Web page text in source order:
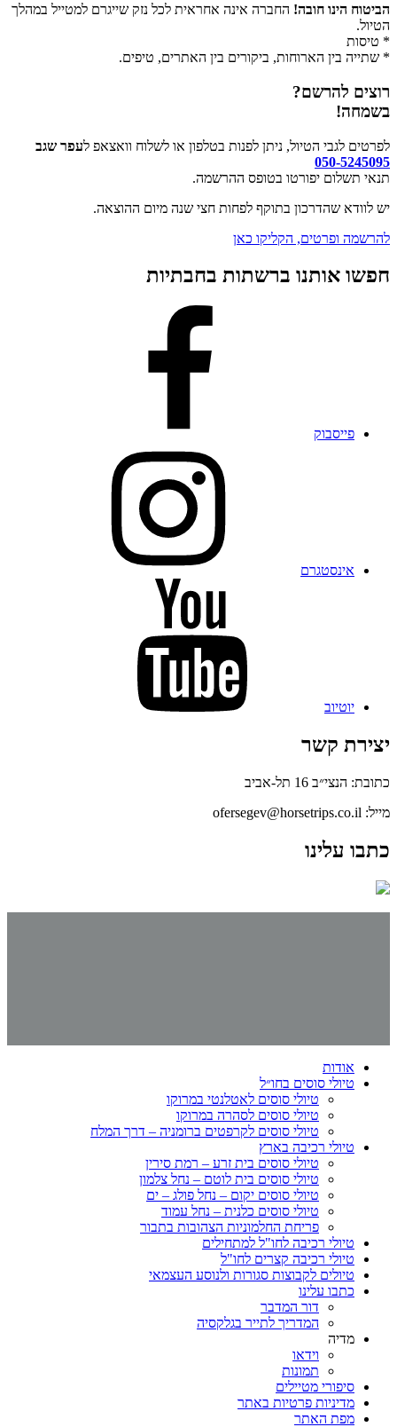
הביטוח הינו חובה! החברה אינה אחראית לכל נזק שייגרם למטייל במהלך
הטיול.
* טיסות
* שתייה בין הארוחות, ביקורים בין האתרים, טיפים.
רוצים להרשם?
בשמחה!
לפרטים לגבי הטיול, ניתן לפנות בטלפון או לשלוח וואצאפ לעפר שגב
050-5245095
תנאי תשלום יפורטו בטופס ההרשמה.
יש לוודא שהדרכון בתוקף לפחות חצי שנה מיום ההוצאה.
להרשמה ופרטים, הקליקו כאן
חפשו אותנו ברשתות בחבתיות
פייסבוק
אינסטגרם
יוטיוב
יצירת קשר
כתובת: הנצי״ב 16 תל-אביב
מייל: ofersegev@horsetrips.co.il
כתבו עלינו
אודות
טיולי סוסים בחו״ל
טיולי סוסים לאטלנטי במרוקו
טיולי סוסים לסהרה במרוקו
טיולי סוסים לקרפטים ברומניה – דרך המלח
טיולי רכיבה בארץ
טיולי סוסים בית זרע – רמת סירין
טיולי סוסים בית לוטם – נחל צלמון
טיולי סוסים יקום – נחל פולג – ים
טיולי סוסים כלנית – נחל עמוד
פריחת החלמוניות הצהובות בתבור
טיולי רכיבה לחו"ל למתחילים
טיולי רכיבה קצרים לחו"ל
טיולים לקבוצות סגורות ולנוסע העצמאי
כתבו עלינו
דור המדבר
המדריך לתייר בגלקסיה
מדיה
וידאו
תמונות
סיפורי מטיילים
מדיניות פרטיות באתר
מפת האתר